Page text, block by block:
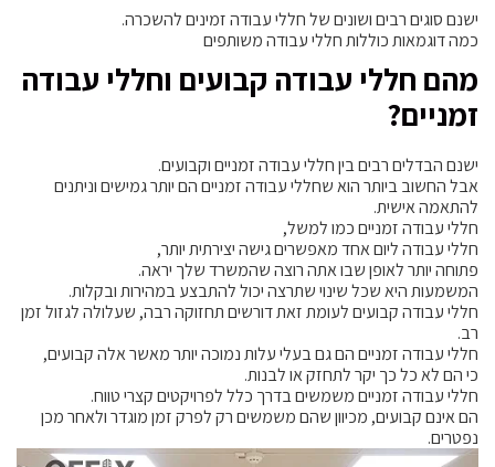
ישנם סוגים רבים ושונים של חללי עבודה זמינים להשכרה.
כמה דוגמאות כוללות חללי עבודה משותפים
מהם חללי עבודה קבועים וחללי עבודה
זמניים?
ישנם הבדלים רבים בין חללי עבודה זמניים וקבועים.
אבל החשוב ביותר הוא שחללי עבודה זמניים הם יותר גמישים וניתנים
להתאמה אישית.
חללי עבודה זמניים כמו למשל,
חללי עבודה ליום אחד מאפשרים גישה יצירתית יותר,
פתוחה יותר לאופן שבו אתה רוצה שהמשרד שלך יראה.
המשמעות היא שכל שינוי שתרצה יכול להתבצע במהירות ובקלות.
חללי עבודה קבועים לעומת זאת דורשים תחזוקה רבה, שעלולה לגזול זמן
רב.
חללי עבודה זמניים הם גם בעלי עלות נמוכה יותר מאשר אלה קבועים,
כי הם לא כל כך יקר לתחזק או לבנות.
חללי עבודה זמניים משמשים בדרך כלל לפרויקטים קצרי טווח.
הם אינם קבועים, מכיוון שהם משמשים רק לפרק זמן מוגדר ולאחר מכן
נפטרים.